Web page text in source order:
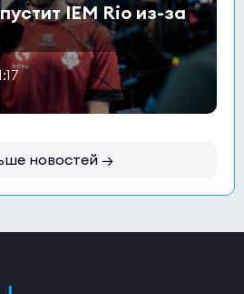
IEM Rio из-за
новостей →